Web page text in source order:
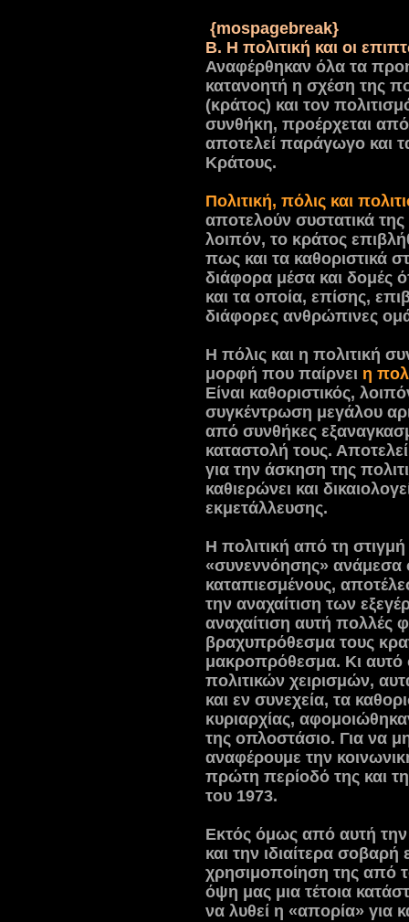
{mospagebreak}
Β. Η πολιτική και οι
Αναφέρθηκαν όλα τα
κατανοητή η σχέση της
(κράτος) και τον
συνθήκη, προέρχεται
αποτελεί παράγωγο και
Κράτους.
Πολιτική, πόλις και
αποτελούν συστατικά
λοιπόν, το κράτος
πως και τα καθοριστικά
διάφορα μέσα και
και τα οποία, επίσης,
διάφορες ανθρώπινες
Η πόλις και η πολιτική
μορφή που παίρνει η
Είναι καθοριστικός,
συγκέντρωση μεγάλου
από συνθήκες
καταστολή τους.
για την άσκηση της
καθιερώνει και
εκμετάλλευσης.
Η πολιτική από τη
«συνεννόησης» ανάμεσα
καταπιεσμένους,
την αναχαίτιση των
αναχαίτιση αυτή πολλές
βραχυπρόθεσμα τους
μακροπρόθεσμα. Κι
πολιτικών χειρισμών,
και εν συνεχεία, τα
κυριαρχίας,
της οπλοστάσιο. Για να
αναφέρουμε την
πρώτη περίοδό της και
του 1973.
Εκτός όμως από αυτή την
και την ιδιαίτερα
χρησιμοποίηση της από
όψη μας μια τέτοια
να λυθεί η «απορία» για